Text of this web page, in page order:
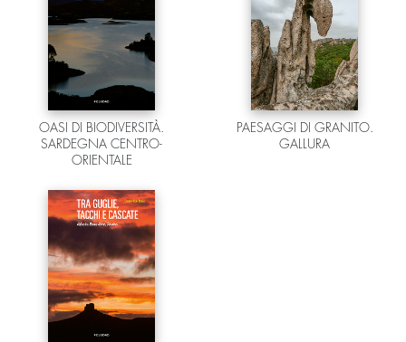
OASI DI BIODIVERSITÀ.
SARDEGNA CENTRO-
ORIENTALE
PAESAGGI DI GRANITO.
GALLURA